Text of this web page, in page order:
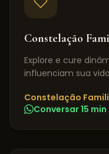
Constelação
Explore e cure
influenciam sua
Constelação
Conversar 15